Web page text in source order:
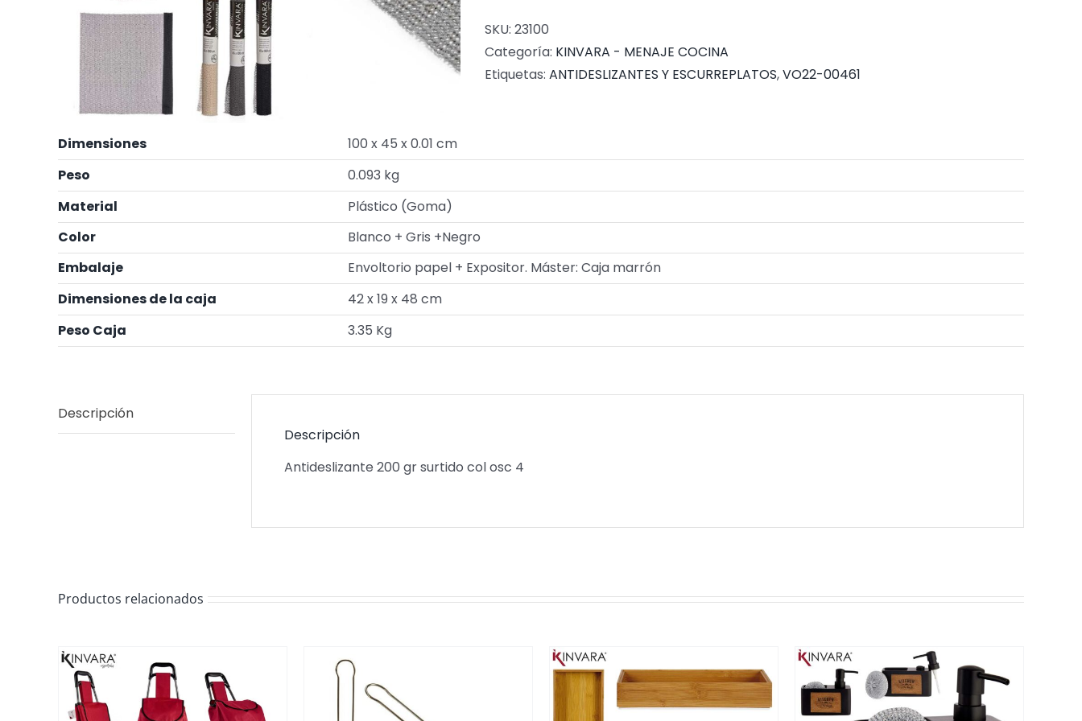
SKU: 23100
Categoría: KINVARA - MENAJE COCINA
Etiquetas: ANTIDESLIZANTES Y ESCURREPLATOS,VO22-00461
Dimensiones
100 x 45 x 0.01 cm
Peso
0.093 kg
Material
Plástico (Goma)
Color
Blanco + Gris +Negro
Embalaje
Envoltorio papel + Expositor. Máster: Caja marrón
Dimensiones de la caja
42 x 19 x 48 cm
Peso Caja
3.35 Kg
Descripción
Descripción
Antideslizante 200 gr surtido col osc 4
Productos relacionados